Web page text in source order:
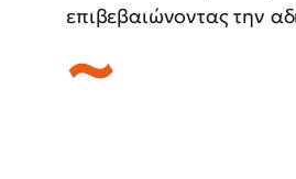
επιβεβαιώνοντας την